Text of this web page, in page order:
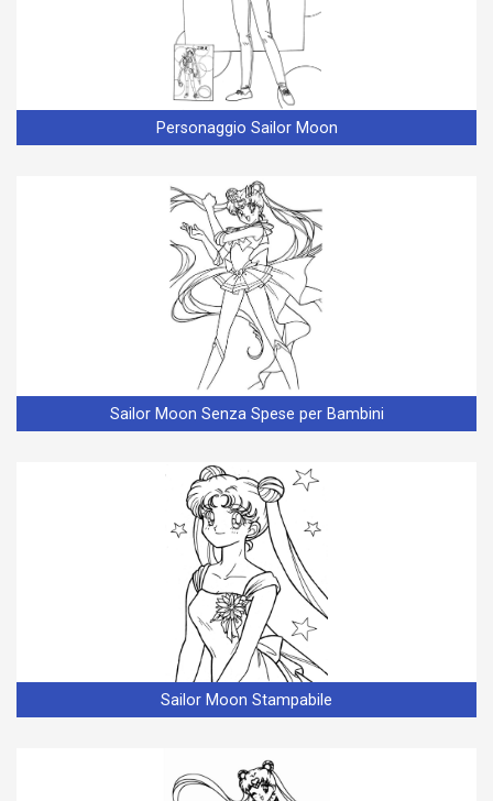
Personaggio Sailor Moon
Sailor Moon Senza Spese per Bambini
Sailor Moon Stampabile